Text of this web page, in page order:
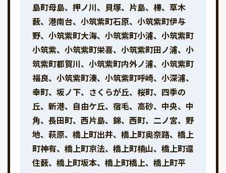
島町母島、押ノ川、貝塚、片島、樺、草木
薮、港南台、小筑紫町石原、小筑紫町伊与
野、小筑紫町大海、小筑紫町小浦、小筑紫町
小筑紫、小筑紫町栄喜、小筑紫町田ノ浦、小
筑紫町都賀川、小筑紫町内外ノ浦、小筑紫町
福良、小筑紫町湊、小筑紫町呼崎、小深浦、
幸町、坂ノ下、さくらが丘、桜町、四季の
丘、新港、自由ケ丘、宿毛、高砂、中央、中
角、長田町、西片島、錦、西町、二ノ宮、野
地、萩原、橋上町出井、橋上町奥奈路、橋上
町神有、橋上町京法、橋上町楠山、橋上町還
住薮、橋上町坂本、橋上町橋上、橋上町平